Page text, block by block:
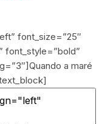
font_size=”25″
font_style=”bold”
a maré